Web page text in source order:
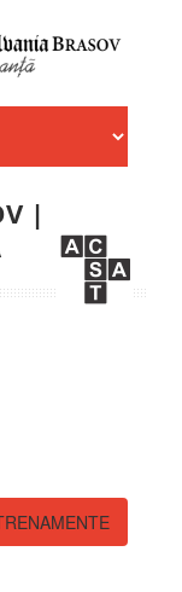
|